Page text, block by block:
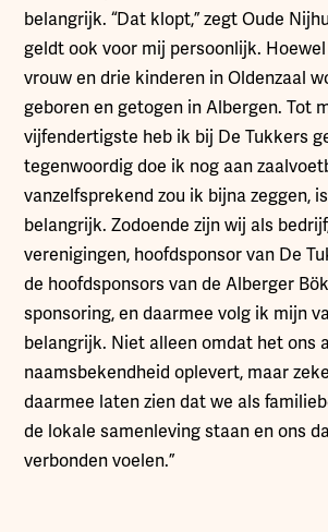
belangrijk. “Dat klopt,” zegt Oude
geldt ook voor mij persoonlijk.
vrouw en drie kinderen in Oldenzaal
geboren en getogen in Albergen. Tot
vijfendertigste heb ik bij De Tukkers
tegenwoordig doe ik nog aan
vanzelfsprekend zou ik bijna zeggen,
belangrijk. Zodoende zijn wij als
verenigingen, hoofdsponsor van De
de hoofdsponsors van de Alberger
sponsoring, en daarmee volg ik mijn
belangrijk. Niet alleen omdat het ons
naamsbekendheid oplevert, maar
daarmee laten zien dat we als
de lokale samenleving staan en ons
verbonden voelen.”